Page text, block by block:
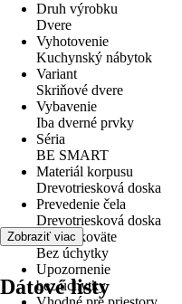
Druh výrobku
Dvere
Vyhotovenie
Kuchynský nábytok
Variant
Skriňové dvere
Vybavenie
Iba dverné prvky
Séria
BE SMART
Materiál korpusu
Drevotriesková doska
Prevedenie čela
Drevotriesková doska
Tvar rukoväte
Bez úchytky
Upozornenie
bez úchytky
Zobraziť viac
Dátové listy